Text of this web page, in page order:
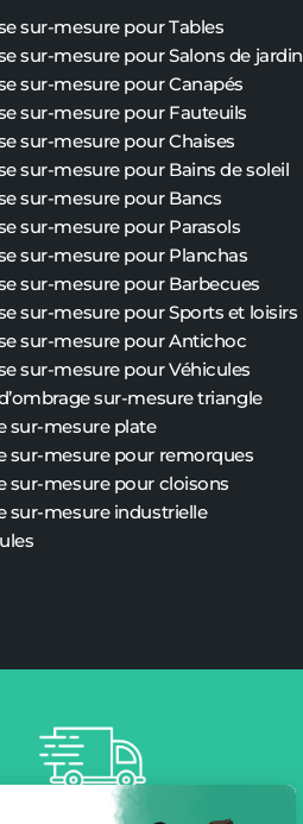
sur-mesure pour Tables
sur-mesure pour Salons de jardin
sur-mesure pour Canapés
sur-mesure pour Fauteuils
sur-mesure pour Chaises
sur-mesure pour Bains de soleil
sur-mesure pour Bancs
sur-mesure pour Parasols
sur-mesure pour Planchas
sur-mesure pour Barbecues
sur-mesure pour Sports et loisirs
sur-mesure pour Antichoc
sur-mesure pour Véhicules
sur-mesure triangle
sur-mesure plate
sur-mesurepour remorques
sur-mesurepour cloisons
sur-mesureindustrielle